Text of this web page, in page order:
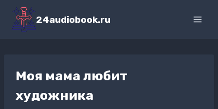
Перейти
содержимому
24audiobook.ru
Моя мама любит
художника